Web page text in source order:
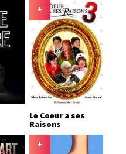
+
Le Coeur a ses
Raisons
+